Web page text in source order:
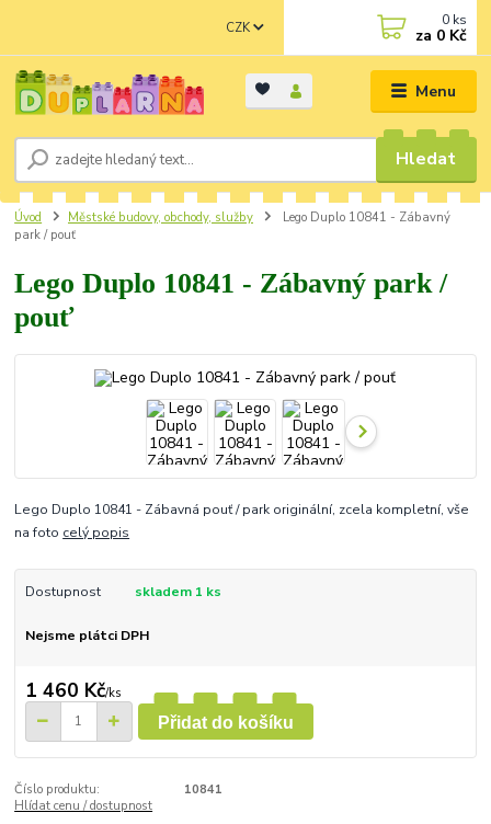
Menu
CZK
Hledat
0 ks
za 0 Kč
Úvod Městské budovy, obchody, služby
Lego Duplo 10841 - Zábavný
park / pouť
Lego Duplo 10841 - Zábavný park /
pouť
Lego Duplo 10841 - Zábavná pouť / park originální, zcela kompletní, vše
na foto celý popis
Dostupnost skladem 1 ks
Nejsme plátci DPH
1 460 Kč/ks
Přidat do košíku
Číslo produktu:
10841
Hlídat cenu / dostupnost